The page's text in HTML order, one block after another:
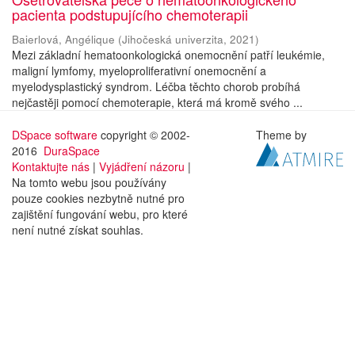
pacienta podstupujícího chemoterapii
Baierlová, Angélique (Jihočeská univerzita, 2021)
Mezi základní hematoonkologická onemocnění patří leukémie,
maligní lymfomy, myeloproliferativní onemocnění a
myelodysplastický syndrom. Léčba těchto chorob probíhá
nejčastěji pomocí chemoterapie, která má kromě svého ...
DSpace software copyright © 2002-
2016 DuraSpace
Kontaktujte nás | Vyjádření názoru |
Na tomto webu jsou používány
pouze cookies nezbytně nutné pro
zajištění fungování webu, pro které
není nutné získat souhlas.
Theme by